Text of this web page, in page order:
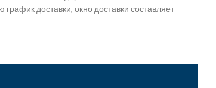
доставки, окно доставки составляет